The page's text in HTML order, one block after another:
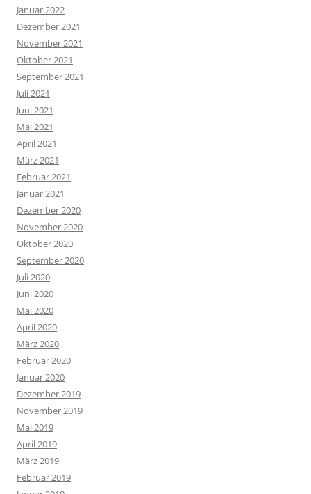
Januar 2022
Dezember 2021
November 2021
Oktober 2021
September 2021
Juli 2021
Juni 2021
Mai 2021
April 2021
März 2021
Februar 2021
Januar 2021
Dezember 2020
November 2020
Oktober 2020
September 2020
Juli 2020
Juni 2020
Mai 2020
April 2020
März 2020
Februar 2020
Januar 2020
Dezember 2019
November 2019
Mai 2019
April 2019
März 2019
Februar 2019